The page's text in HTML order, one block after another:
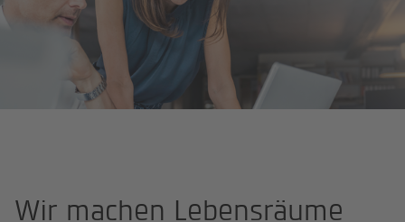
Wir machen Lebensräume